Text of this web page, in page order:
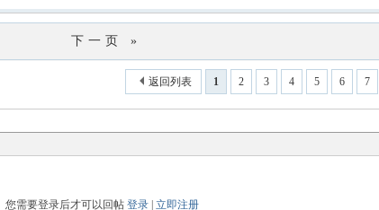
下一页 »
1 2 3 4 5 6 7
返回列表
您需要登录后才可以回帖 登录 立即注册